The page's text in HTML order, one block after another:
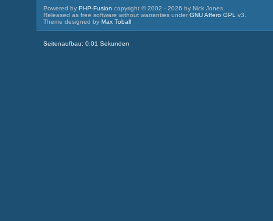
Powered byPHP-Fusion copyright © 2002 - 2026 by Nick Jones.
Released as free software without warranties underGNU Affero GPL
v3.
Theme designed byMax Toball
Seitenaufbau: 0.01 Sekunden